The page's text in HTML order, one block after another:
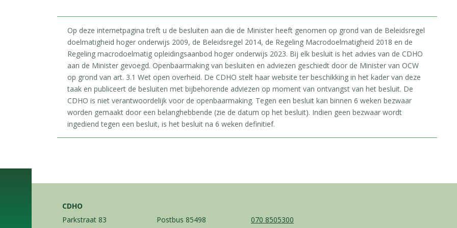
Op deze internetpagina treft u de besluiten aan die de Minister heeft genomen op grond van de Beleidsregel
doelmatigheid hoger onderwijs 2009, de Beleidsregel 2014, de Regeling Macrodoelmatigheid 2018 en de
Regeling macrodoelmatig opleidingsaanbod hoger onderwijs 2023. Bij elk besluit is het advies van de CDHO
aan de Minister gevoegd. Openbaarmaking van besluiten en adviezen geschiedt door de Minister van OCW
op grond van art. 3.1 Wet open overheid. De CDHO stelt haar website ter beschikking in het kader van deze
taak en publiceert de besluiten met bijbehorende adviezen op moment van ontvangst van het besluit. De
CDHO is niet verantwoordelijk voor de openbaarmaking. Tegen een besluit kan binnen 6 weken bezwaar
worden gemaakt door een belanghebbende (zie de datum op het besluit). Indien geen bezwaar wordt
ingediend tegen een besluit, is het besluit na 6 weken definitief.
CDHO
Parkstraat 83
Postbus 85498 070 8505300